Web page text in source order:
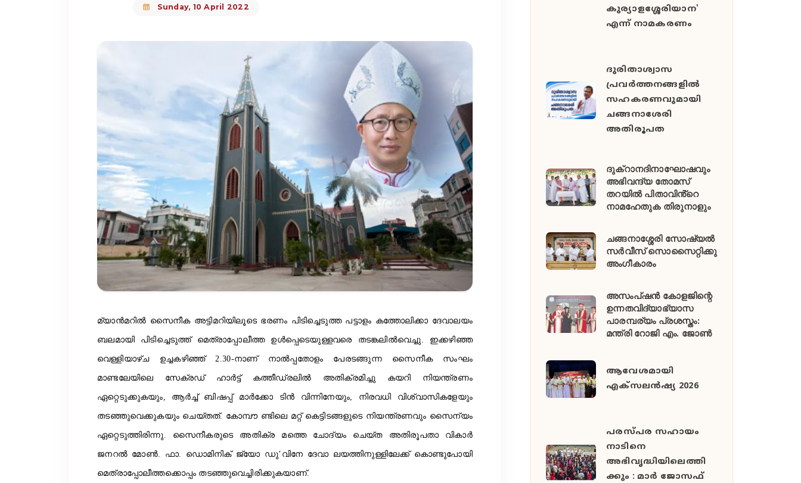
Sunday, 10 April 2022
മ്യാന്‍മറില്‍ സൈനീക അട്ടിമറിയിലൂടെ ഭരണം പിടിച്ചെടുത്ത പട്ടാളം കത്തോലിക്കാ ദേവാലയം
ബലമായി പിടിച്ചെടുത്ത് മെത്രാപ്പോലീത്ത ഉള്‍പ്പെടെയുള്ളവരെ തടങ്കലില്‍വെച്ചു. ഇക്കഴിഞ്ഞ
വെള്ളിയാഴ്ച ഉച്ചകഴിഞ്ഞ് 2.30-നാണ് നാല്‍പ്പതോളം പേരടങ്ങുന്ന സൈനീക സംഘം
മാണ്ടലേയിലെ സേക്രഡ് ഹാര്‍ട്ട്‌ കത്തീഡ്രലില്‍ അതിക്രമിച്ചു കയറി നിയന്ത്രണം
ഏറ്റെടുക്കുകയും, ആര്‍ച്ച് ബിഷപ്പ് മാര്‍ക്കോ ടിന്‍ വിന്നിനേയും, നിരവധി വിശ്വാസികളേയും
തടഞ്ഞുവെക്കുകയും ചെയ്തത്. കോമ്പൗ ണ്ടിലെ മറ്റ് കെട്ടിടങ്ങളുടെ നിയന്ത്രണവും സൈന്യം
ഏറ്റെടുത്തിരിന്നു. സൈനീകരുടെ അതിക്ര മത്തെ ചോദ്യം ചെയ്ത അതിരൂപതാ വികാര്‍
ജനറല്‍ മോണ്‍. ഫാ. ഡൊമിനിക് ജ്യോ ഡു’വിനേ ദേവാ ലയത്തിനുള്ളിലേക്ക് കൊണ്ടുപോയി
മെത്രാപ്പോലീത്തക്കൊപ്പം തടഞ്ഞുവെച്ചിരിക്കുകയാണ്.
കുര്യാളശ്ശേരിയാന'
എന്ന് നാമകരണം
ദുരിതാശ്വാസ
പ്രവർത്തനങ്ങളിൽ
സഹകരണവുമായി
ചങ്ങനാശേരി
അതിരൂപത
ദുക്റാനദിനാഘോഷവും
അഭിവന്ദ്യ തോമസ്
തറയിൽ പിതാവിൻ്റെ
നാമഹേതുക തിരുനാളും
ചങ്ങനാശ്ശേരി സോഷ്യൽ
സർവീസ് സൊസൈറ്റിക്കു
അംഗീകാരം
അസംപ്ഷൻ കോളജിന്റെ
ഉന്നതവിദ്യാഭ്യാസ
പാരമ്പര്യം പ്രശസ്തം:
മന്ത്രി റോജി എം. ജോൺ
ആവേശമായി
എക്സലൻഷ്യ 2026
പരസ്പര സഹായം
നാടിനെ
അഭിവൃദ്ധിയിലെത്തി
ക്കും : മാർ ജോസഫ്